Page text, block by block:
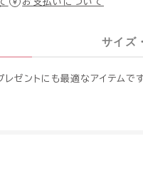
サイズ
ゼントにも最適なアイテムで